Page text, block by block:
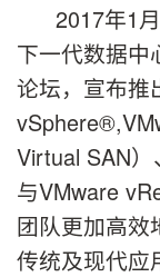
2017年1
下一代数据中
论坛，宣布推
Virtual SAN
与VMware
团队更加高效
传统及现代应